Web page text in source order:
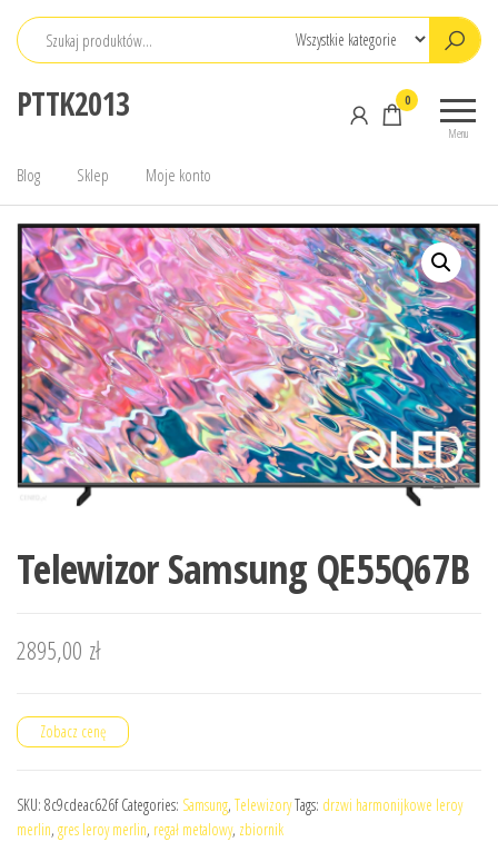
Przejdź
PTTK2013
Menu
0
Blog Sklep Moje konto
Telewizor Samsung QE55Q67B
2895,00 zł
Zobacz cenę
SKU: 8c9cdeac626f Categories: Samsung, TelewizoryTags: drzwi harmonijkowe leroy
merlin, gres leroy merlin, regał metalowy, zbiornik